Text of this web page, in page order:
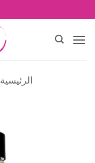
للمحتوى
الرئيسية